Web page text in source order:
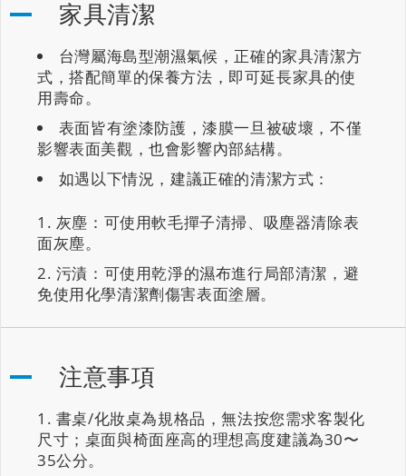
家具清潔
台灣屬海島型潮濕氣候，正確的家具清潔方
式，搭配簡單的保養方法，即可延長家具的使
用壽命。
表面皆有塗漆防護，漆膜一旦被破壞，不僅
影響表面美觀，也會影響內部結構。
如遇以下情況，建議正確的清潔方式：
灰塵：可使用軟毛撣子清掃、吸塵器清除表
面灰塵。
污漬：可使用乾淨的濕布進行局部清潔，避
免使用化學清潔劑傷害表面塗層。
注意事項
書桌/化妝桌為規格品，無法按您需求客製化
尺寸；桌面與椅面座高的理想高度建議為30〜
35公分。